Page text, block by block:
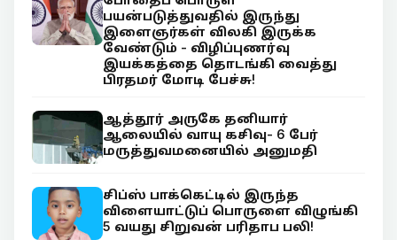
பயன்படுத்துவதில் இருந்து
இளைஞர்கள் விலகி இருக்க
வேண்டும் - விழிப்புணர்வு
இயக்கத்தை தொடங்கி வைத்து
பிரதமர் மோடி பேச்சு!
ஆத்தூர் அருகே தனியார்
ஆலையில் வாயு கசிவு- 6 பேர்
மருத்துவமனையில் அனுமதி
சிப்ஸ் பாக்கெட்டில் இருந்த
விளையாட்டுப் பொருளை விழுங்கி
5 வயது சிறுவன் பரிதாப பலி!